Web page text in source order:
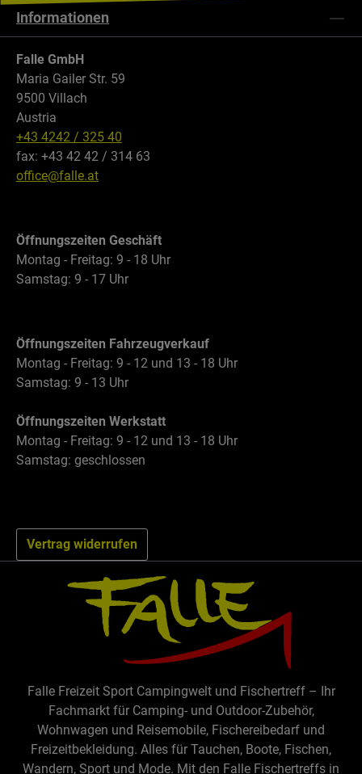
Falle GmbH
Maria Gailer Str. 59
9500 Villach
Austria
+43 4242 / 325 40
fax: +43 42 42 / 314 63
office@falle.at
Öffnungszeiten Geschäft
Montag - Freitag: 9 - 18 Uhr
Samstag: 9 - 17 Uhr
Öffnungszeiten Fahrzeugverkauf
Montag - Freitag: 9 - 12 und 13 - 18 Uhr
Samstag: 9 - 13 Uhr
Öffnungszeiten Werkstatt
Montag - Freitag: 9 - 12 und 13 - 18 Uhr
Samstag: geschlossen
Vertrag widerrufen
Informationen
Falle Freizeit Sport Campingwelt und Fischertreff – Ihr
Fachmarkt für Camping- und Outdoor-Zubehör,
Wohnwagen und Reisemobile, Fischereibedarf und
Freizeitbekleidung. Alles für Tauchen, Boote, Fischen,
Wandern, Sport und Mode. Mit den Falle Fischertreffs in